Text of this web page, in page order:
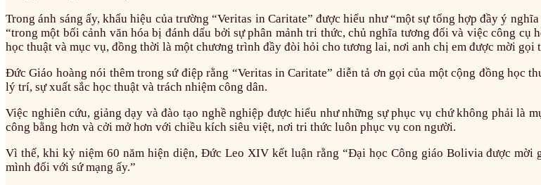
Trong ánh sáng ấy, khẩu hiệu của trường “Veritas in Caritate” được hiểu như “một sự tổng hợp đầy ý
“trong một bối cảnh văn hóa bị đánh dấu bởi sự phân mảnh tri thức, chủ nghĩa tương đối và việc công cụ
học thuật và mục vụ, đồng thời là một chương trình đầy đòi hỏi cho tương lai, nơi anh chị em được mời gọi
Đức Giáo hoàng nói thêm trong sứ điệp rằng “Veritas in Caritate” diễn tả ơn gọi của một cộng đồng học
lý trí, sự xuất sắc học thuật và trách nhiệm công dân.
Việc nghiên cứu, giảng dạy và đào tạo nghề nghiệp được hiểu như những sự phục vụ chứ không phải là
công bằng hơn và cởi mở hơn với chiều kích siêu việt, nơi tri thức luôn phục vụ con người.
Vì thế, khi kỷ niệm 60 năm hiện diện, Đức Leo XIV kết luận rằng “Đại học Công giáo Bolivia được
mình đối với sứ mạng ấy.”